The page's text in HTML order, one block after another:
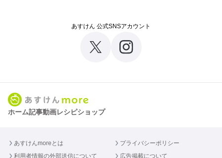
あすけん 公式SNSアカウント
ホーム記事動画レシピショップ
あすけんmoreとは
プライバシーポリシー
利用者情報の外部送信について
広告掲載について